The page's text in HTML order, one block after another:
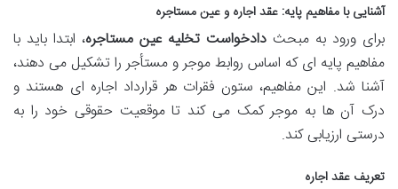
آشنایی با مفاهیم پایه: عقد اجاره و عین مستاجره
برای ورود به مبحث دادخواست تخلیه عین مستاجره، ابتدا باید با
مفاهیم پایه ای که اساس روابط موجر و مستأجر را تشکیل می دهند،
آشنا شد. این مفاهیم، ستون فقرات هر قرارداد اجاره ای هستند و
درک آن ها به موجر کمک می کند تا موقعیت حقوقی خود را به
درستی ارزیابی کند.
تعریف عقد اجاره